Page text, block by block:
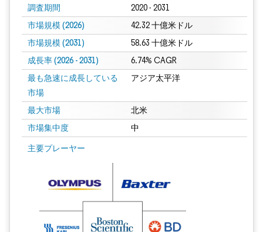
調査期間 2020 - 2031
市場規模 (2026) 42.32 十億米ドル
市場規模 (2031) 58.63 十億米ドル
成長率 (2026 - 2031) 6.74% CAGR
最も急速に成長している
市場
アジア太平洋
最大市場 北米
市場集中度 中
主要プレーヤー
画像 © Mordor Intelligence。再利用にはCC BY 4.0の表示が必要です。